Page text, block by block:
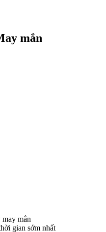
mắn
may mắn
gian sớm nhất